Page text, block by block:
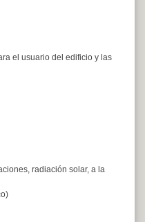
el usuario del edificio y las
radiación solar, a la